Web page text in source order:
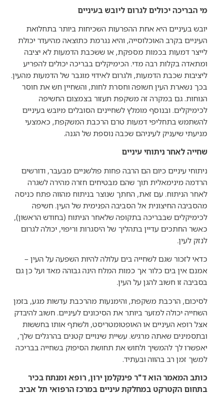
מי הבריכה יכולים לגרום ליובש בעיניים
יובש בעיניים היא אחת ההפרעות השכיחות ביותר בתחלואת
העיניים בקרב האוכלוסייה, והיא נגרמת כתוצאה מהיעדר יכולת
לייצר דמעות בכמות מספקת, או ששכבת הדמעות לא יציבה
ומתאדה בקלות רבה מדי. הכימיקלים בבריכה יכולים להפריע
ליציבות שכבת הדמעות, ולגרום לאידוי מוגבר של הדמעות מהעין.
בכך נשארת העין חשופה וחסרת לחות, והשחיין חש את חוסר
הנוחות. גם במקרה זה משקפת תעזור בצמצום החשיפה
לכימיקלים. ובנוסף מומלץ לשחיינים הסובלים מיובש בעיניים
להשתמש בתחליפי דמעות טרם הרכבת המשקפת, כאמצעי
מניעתי שיעניק לעיניהם שכבה נוספת של הגנה.
שחייה לאחר ניתוחי עיניים
ניתוחי עיניים כיום הם הרבה פחות פולשניים מבעבר, ודורשים
הרדמה מינימאלית תוך שהם מבטיחים חזרה מהירה לשגרה
לאחר הניתוח. עם זאת, החתך שנוצר בניתוח מהווה פתח כניסה
מהסביבה החיצונית אל הסביבה הפנימית של העין. חשיפה
לכימיקלים שבבריכה בתקופה שלאחר הניתוח (בחודש הראשון),
כאשר החתכים עדיין בתהליך של היסגרות וריפוי, יכולה לגרום
לנזק לעין.
כדאי לזכור שגם לשחייה בים עלולה להיות השפעה על העין –
אמנם אין בים כלור אך כמות המלח הינה גבוהה מאד ועל כן גם
בסביבה זו חשוב להגן על העין.
לסיכום, הרכבת משקפת, והימנעות מהרכבת עדשות מגע, בזמן
השחייה יכולה למזער ביותר את הסיכונים לעיניים. חשוב להיבדק
אצל רופא העיניים או האופטומטריסט, ולשתף אותו בחששות
ובתסמינים שאתה מרגיש. עשיית שינויים קטנים בהרגלים שלך,
יאפשרו לך להמשיך ולחוש את תחושת הסיפוק בשחייה בבריכה
למשך זמן רב בהווה ובעתיד.
כותב המאמר הוא ד"ר פינקלמן ירון, רופא ומנתח בכיר
בתחום הקטרקט במחלקת עיניים במרכז הרפואי תל אביב